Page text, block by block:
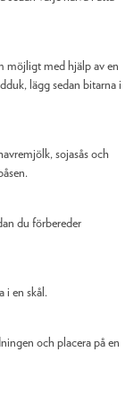
möjligt med hjälp av en
lägg sedan bitarna i
sojasås och
du förbereder
i en skål.
och placera på en